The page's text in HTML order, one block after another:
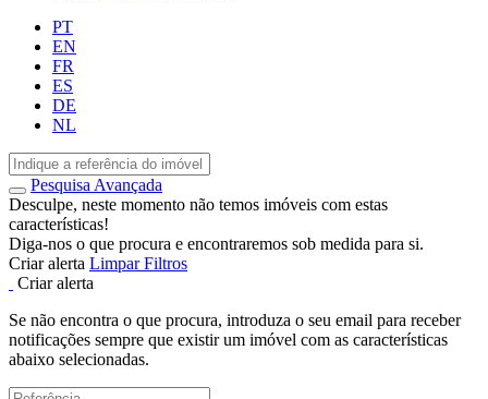
PT
EN
FR
ES
DE
NL
Pesquisa Avançada
Desculpe, neste momento não temos imóveis com estas
características!
Diga-nos o que procura e encontraremos sob medida para si.
Criar alerta Limpar Filtros
Criar alerta
Se não encontra o que procura, introduza o seu email para receber
notificações sempre que existir um imóvel com as características
abaixo selecionadas.